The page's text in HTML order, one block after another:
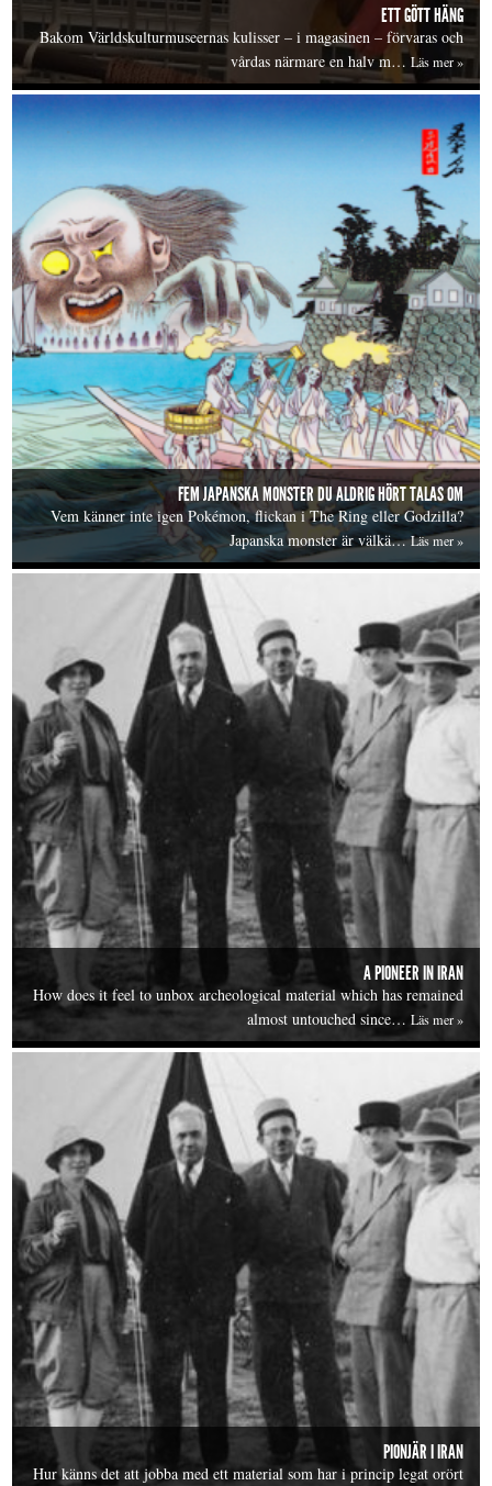
ETT GÖTT HÄNG
Bakom Världskulturmuseernas kulisser – i magasinen – förvaras och
vårdas närmare en halv m…Läs mer »
FEM JAPANSKA MONSTER DU ALDRIG HÖRT TALAS OM
Vem känner inte igen Pokémon, flickan i The Ring eller Godzilla?
Japanska monster är välkä…Läs mer »
A PIONEER IN IRAN
How does it feel to unbox archeological material which has remained
almost untouched since…Läs mer »
PIONJÄR I IRAN
Hur känns det att jobba med ett material som har i princip legat orört